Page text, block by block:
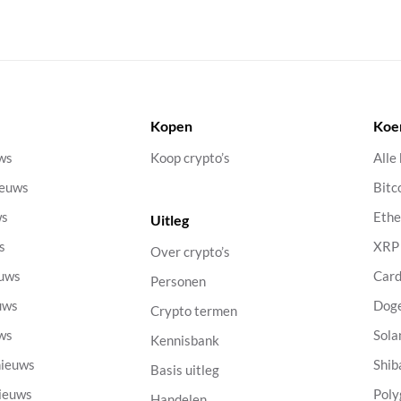
Kopen
Koop crypto’s
Uitleg
Over crypto’s
Personen
Crypto termen
Kennisbank
Basis uitleg
Alle
XRP